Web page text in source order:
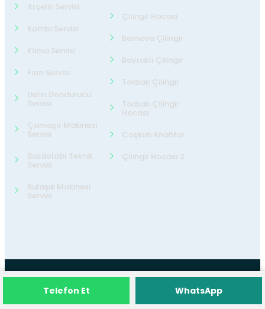
Arçelik Servisi
Kombi Servisi
Klima Servisi
Fırın Servisi
Derin Dondurucu
Servisi
Çamaşır Makinesi
Servisi
Buzdolabı Teknik
Servisi
Bulaşık Makinesi
Servisi
Çilingir Hocası
Bornova Çilingir
Bayraklı Çilingir
Torbalı Çilingir
Torbalı Çilingir
Hocası
Coşkun Anahtar
Çilingir Hocası 2
©202624 Teknik ServisTüm Hakları
Telefon Et WhatsApp